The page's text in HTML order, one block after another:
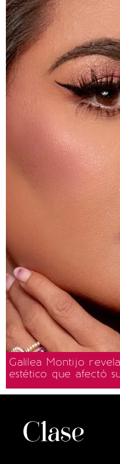
Galilea Montijo
estético que afectó